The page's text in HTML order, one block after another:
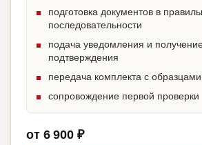
подготовка документов в
последовательности
подача уведомления и
подтверждения
передача комплекта с
сопровождение первой проверки
от 6 900 ₽